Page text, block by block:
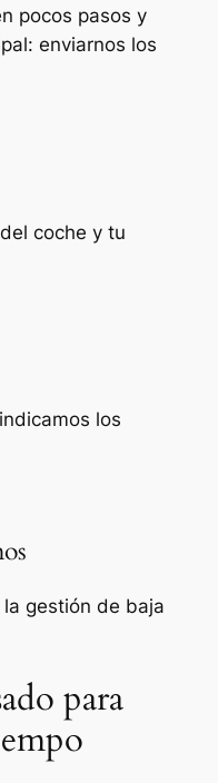
pocos pasos y
enviarnos los
coche y tu
los
gestión de baja
para